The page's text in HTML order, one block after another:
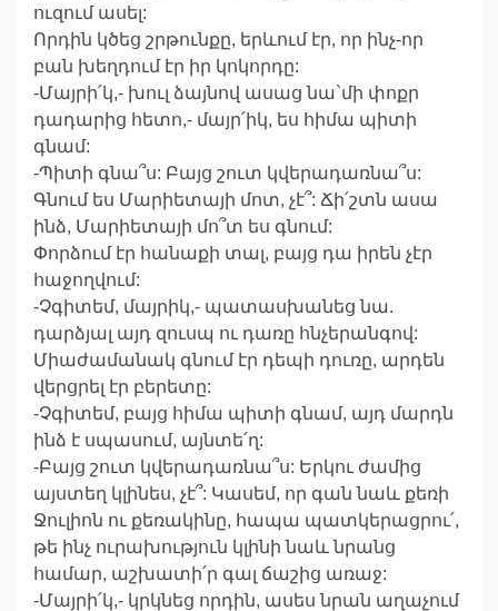
ուզում ասել:
Որդին կծեց շրթունքը, երևում էր, որ ինչ-որ
բան խեղդում էր իր կոկորդը:
-Մայրի՛կ,- խուլ ձայնով ասաց նա`մի փոքր
դադարից հետո,- մայր՛իկ, ես հիմա պիտի
գնամ:
-Պիտի գնա՞ս: Բայց շուտ կվերադառնա՞ս:
Գնում ես Մարիետայի մոտ, չէ՞: Ճի՛շտն ասա
ինձ, Մարիետայի մո՞տ ես գնում:
Փորձում էր հանաքի տալ, բայց դա իրեն չէր
հաջողվում:
-Չգիտեմ, մայրիկ,- պատասխանեց նա.
դարձյալ այդ զուսպ ու դառը հնչերանգով:
Միաժամանակ գնում էր դեպի դուռը, արդեն
վերցրել էր բերետը:
-Չգիտեմ, բայց հիմա պիտի գնամ, այդ մարդն
ինձ է սպասում, այնտե՛ղ:
-Բայց շուտ կվերադառնա՞ս: Երկու ժամից
այստեղ կլինես, չէ՞: Կասեմ, որ գան նաև քեռի
Ջուլիոն ու քեռակինը, հապա պատկերացրու՛,
թե ինչ ուրախություն կլինի նաև նրանց
համար, աշխատի՛ր գալ ճաշից առաջ:
-Մայրի՛կ,- կրկնեց որդին, ասես նրան աղաչում